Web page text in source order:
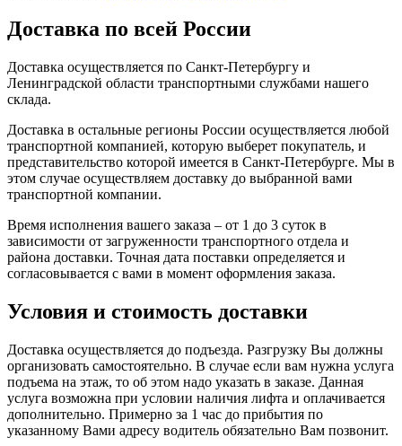
Доставка по всей России
Доставка осуществляется по Санкт-Петербургу и
Ленинградской области транспортными службами нашего
склада.
Доставка в остальные регионы России осуществляется любой
транспортной компанией, которую выберет покупатель, и
представительство которой имеется в Санкт-Петербурге. Мы в
этом случае осуществляем доставку до выбранной вами
транспортной компании.
Время исполнения вашего заказа – от 1 до 3 суток в
зависимости от загруженности транспортного отдела и
района доставки. Точная дата поставки определяется и
согласовывается с вами в момент оформления заказа.
Условия и стоимость доставки
Доставка осуществляется до подъезда. Разгрузку Вы должны
организовать самостоятельно. В случае если вам нужна услуга
подъема на этаж, то об этом надо указать в заказе. Данная
услуга возможна при условии наличия лифта и оплачивается
дополнительно. Примерно за 1 час до прибытия по
указанному Вами адресу водитель обязательно Вам позвонит.